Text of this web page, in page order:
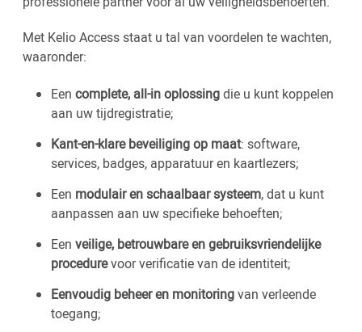
Met Kelio Access staat u tal van voordelen te wachten,
waaronder:
Een complete, all-in oplossingdie u kunt koppelen
aan uw tijdregistratie;
Kant-en-klare beveiliging op maat: software,
services, badges, apparatuur en kaartlezers;
Een modulair en schaalbaar systeem, dat u kunt
aanpassen aan uw specifieke behoeften;
Een veilige, betrouwbare en gebruiksvriendelijke
procedurevoor verificatie van de identiteit;
Eenvoudig beheer en monitoringvan verleende
toegang;